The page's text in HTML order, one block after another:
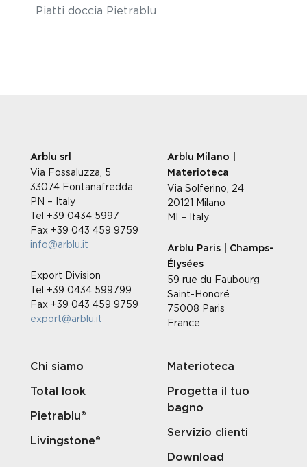
Piatti doccia Pietrablu
Arblu srl
Via Fossaluzza, 5
33074 Fontanafredda
PN – Italy
Tel +39 0434 5997
Fax +39 043 459 9759
info@arblu.it
Export Division
Tel +39 0434 599799
Fax +39 043 459 9759
export@arblu.it
Arblu Milano |
Materioteca
Via Solferino, 24
20121 Milano
MI – Italy
Arblu Paris | Champs-
Élysées
59 rue du Faubourg
Saint-Honoré
75008 Paris
France
Chi siamo
Total look
Pietrablu®
Livingstone®
Materioteca
Progetta il tuo
bagno
Servizio clienti
Download